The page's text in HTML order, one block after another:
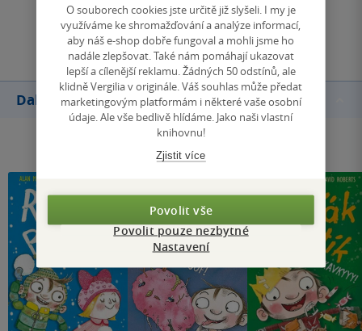
Přidat hodnocení
Další knihy autora
O souborech cookies jste určitě již slyšeli. I my je
využíváme ke shromažďování a analýze informací,
aby náš e-shop dobře fungoval a mohli jsme ho
nadále zlepšovat. Také nám pomáhají ukazovat
lepší a cílenější reklamu. Žádných 50 odstínů, ale
klidně Vergilia v originále. Váš souhlas může předat
marketingovým platformám i některé vaše osobní
údaje. Ale vše bedlivě hlídáme. Jako naši vlastní
knihovnu!
Zjistit více
Povolit vše
Povolit pouze nezbytné
Nastavení